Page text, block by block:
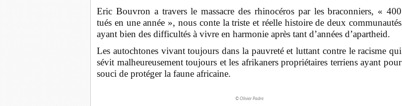
Eric Bouvron a travers le massacre des rhinocéros par les braconniers, « 400
tués en une année », nous conte la triste et réelle histoire de deux communautés
ayant bien des difficultés à vivre en harmonie après tant d’années d’apartheid.
Les autochtones vivant toujours dans la pauvreté et luttant contre le racisme qui
sévit malheureusement toujours et les afrikaners propriétaires terriens ayant pour
souci de protéger la faune africaine.
© Olivier Padre